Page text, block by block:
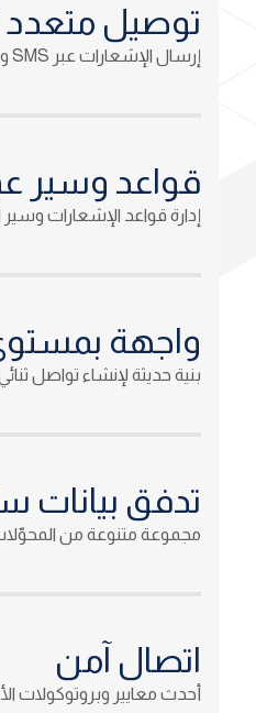
توصيل متعدد
إرسال الإشعارات عبر SMS والبريد الإلكتروني وإشعارات الدفع وقنوات أخرى.
قواعد وسير
إدارة قواعد الإشعارات
واجهة
بنية حديثة لإنشاء تواصل
تدفق
مجموعة متنوعة من
اتصال آمن
أحدث معايير وبروتوكولات